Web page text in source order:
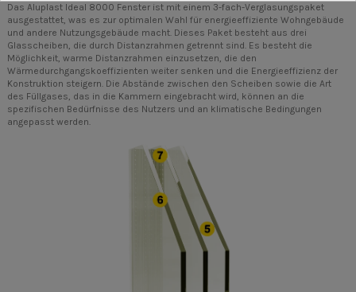
Das Aluplast Ideal 8000 Fenster ist mit einem 3-fach-Verglasungspaket
ausgestattet, was es zur optimalen Wahl für energieeffiziente Wohngebäude
und andere Nutzungsgebäude macht. Dieses Paket besteht aus drei
Glasscheiben, die durch Distanzrahmen getrennt sind. Es besteht die
Möglichkeit, warme Distanzrahmen einzusetzen, die den
Wärmedurchgangskoeffizienten weiter senken und die Energieeffizienz der
Konstruktion steigern. Die Abstände zwischen den Scheiben sowie die Art
des Füllgases, das in die Kammern eingebracht wird, können an die
spezifischen Bedürfnisse des Nutzers und an klimatische Bedingungen
angepasst werden.